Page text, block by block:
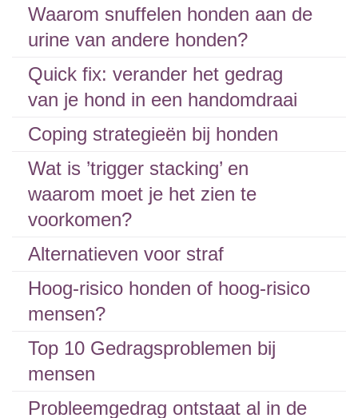
Waarom snuffelen honden aan de
urine van andere honden?
Quick fix: verander het gedrag
van je hond in een handomdraai
Coping strategieën bij honden
Wat is ’trigger stacking’ en
waarom moet je het zien te
voorkomen?
Alternatieven voor straf
Hoog-risico honden of hoog-risico
mensen?
Top 10 Gedragsproblemen bij
mensen
Probleemgedrag ontstaat al in de